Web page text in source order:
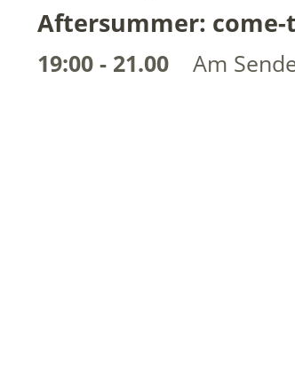
Aftersummer:
19:00 - 21.00 Am